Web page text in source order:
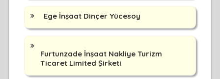
Ege İnşaat Dinçer Yücesoy
Furtunzade İnşaat Nakliye Turizm
Ticaret Limited Şirketi